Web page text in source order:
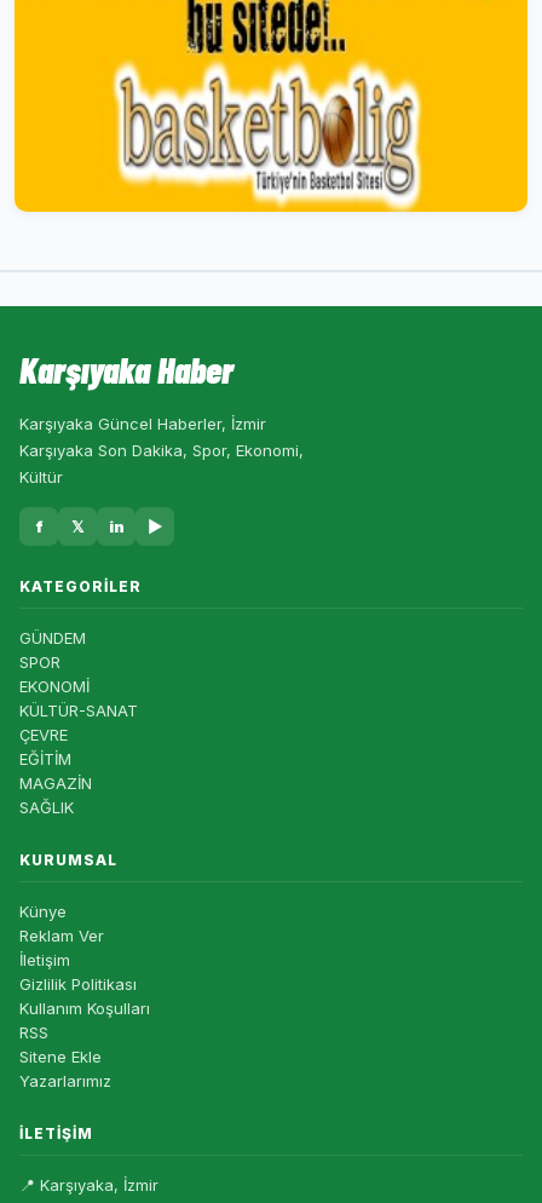
Karşıyaka Haber
Karşıyaka Güncel Haberler, İzmir
Karşıyaka Son Dakika, Spor, Ekonomi,
Kültür
f 𝕏 in ▶
KATEGORILER
GÜNDEM
SPOR
EKONOMİ
KÜLTÜR-SANAT
ÇEVRE
EĞİTİM
MAGAZİN
SAĞLIK
KURUMSAL
Künye
Reklam Ver
İletişim
Gizlilik Politikası
Kullanım Koşulları
RSS
Sitene Ekle
Yazarlarımız
İLETIŞIM
📍 Karşıyaka, İzmir